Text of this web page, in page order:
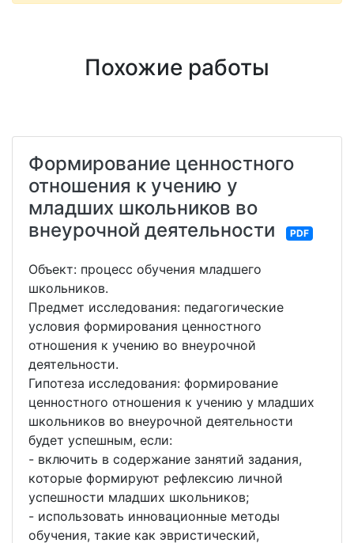
Похожие работы
Формирование ценностного
отношения к учению у
младших школьников во
внеурочной деятельности
PDF
Объект: процесс обучения младшего
школьников.
Предмет исследования: педагогические
условия формирования ценностного
отношения к учению во внеурочной
деятельности.
Гипотеза исследования: формирование
ценностного отношения к учению у младших
школьников во внеурочной деятельности
будет успешным, если:
- включить в содержание занятий задания,
которые формируют рефлексию личной
успешности младших школьников;
- использовать инновационные методы
обучения, такие как эвристический,